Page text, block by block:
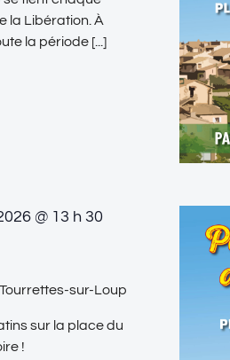
la Libération. À
la période [...]
@ 13 h 30
sur-Loup
sur la place du
!